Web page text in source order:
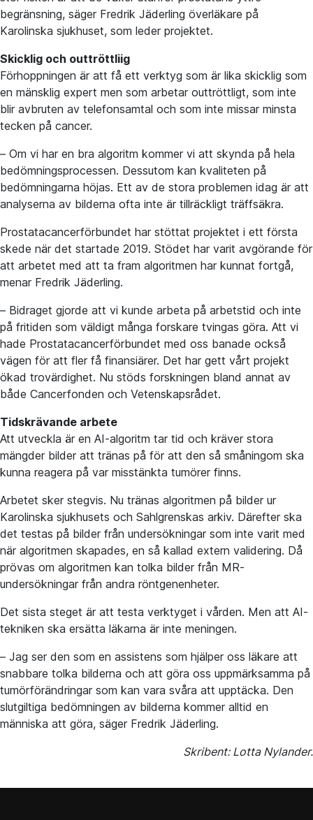
begränsning, säger Fredrik Jäderling överläkare på
Karolinska sjukhuset, som leder projektet.
Skicklig och outtröttliig
Förhoppningen är att få ett verktyg som är lika skicklig som
en mänsklig expert men som arbetar outtröttligt, som inte
blir avbruten av telefonsamtal och som inte missar minsta
tecken på cancer.
– Om vi har en bra algoritm kommer vi att skynda på hela
bedömningsprocessen. Dessutom kan kvaliteten på
bedömningarna höjas. Ett av de stora problemen idag är att
analyserna av bilderna ofta inte är tillräckligt träffsäkra.
Prostatacancerförbundet har stöttat projektet i ett första
skede när det startade 2019. Stödet har varit avgörande för
att arbetet med att ta fram algoritmen har kunnat fortgå,
menar Fredrik Jäderling.
– Bidraget gjorde att vi kunde arbeta på arbetstid och inte
på fritiden som väldigt många forskare tvingas göra. Att vi
hade Prostatacancerförbundet med oss banade också
vägen för att fler få finansiärer. Det har gett vårt projekt
ökad trovärdighet. Nu stöds forskningen bland annat av
både Cancerfonden och Vetenskapsrådet.
Tidskrävande arbete
Att utveckla är en AI-algoritm tar tid och kräver stora
mängder bilder att tränas på för att den så småningom ska
kunna reagera på var misstänkta tumörer finns.
Arbetet sker stegvis. Nu tränas algoritmen på bilder ur
Karolinska sjukhusets och Sahlgrenskas arkiv. Därefter ska
det testas på bilder från undersökningar som inte varit med
när algoritmen skapades, en så kallad extern validering. Då
prövas om algoritmen kan tolka bilder från MR-
undersökningar från andra röntgenenheter.
Det sista steget är att testa verktyget i vården. Men att AI-
tekniken ska ersätta läkarna är inte meningen.
– Jag ser den som en assistens som hjälper oss läkare att
snabbare tolka bilderna och att göra oss uppmärksamma på
tumörförändringar som kan vara svåra att upptäcka. Den
slutgiltiga bedömningen av bilderna kommer alltid en
människa att göra, säger Fredrik Jäderling.
Skribent: Lotta Nylander.